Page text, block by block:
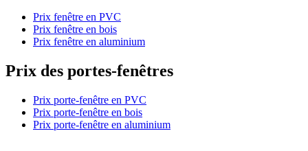
Prix fenêtre en PVC
Prix fenêtre en bois
Prix fenêtre en aluminium
Prix des portes-fenêtres
Prix porte-fenêtre en PVC
Prix porte-fenêtre en bois
Prix porte-fenêtre en aluminium